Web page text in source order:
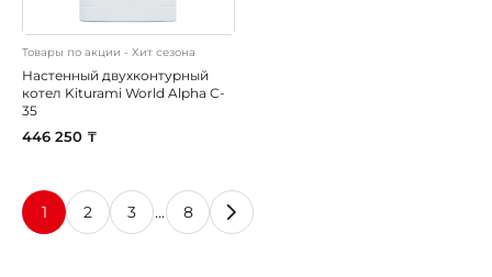
Товары по акции - Хит сезона
Настенный двухконтурный
котел Kiturami World Alpha C-
35
446 250 ₸
1 2 3 … 8